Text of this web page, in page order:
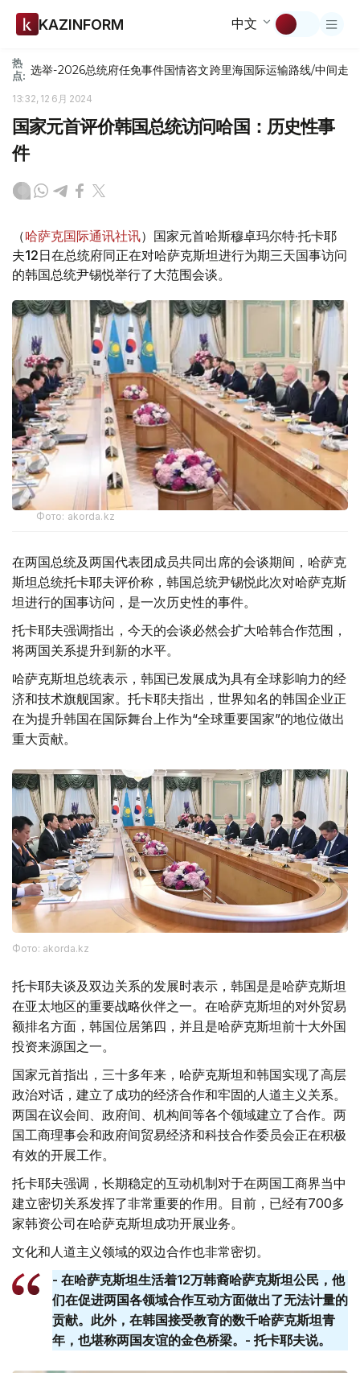
KAZINFORM 中文
热
点: 选举-2026总统府任免事件国情咨文跨里海国际运输路线/中间走廊
13:32, 12 6月 2024
国家元首评价韩国总统访问哈国：历史性事
件
（哈萨克国际通讯社讯）国家元首哈斯穆卓玛尔特·托卡耶
夫12日在总统府同正在对哈萨克斯坦进行为期三天国事访问
的韩国总统尹锡悦举行了大范围会谈。
Фото: akorda.kz
在两国总统及两国代表团成员共同出席的会谈期间，哈萨克
斯坦总统托卡耶夫评价称，韩国总统尹锡悦此次对哈萨克斯
坦进行的国事访问，是一次历史性的事件。
托卡耶夫强调指出，今天的会谈必然会扩大哈韩合作范围，
将两国关系提升到新的水平。
哈萨克斯坦总统表示，韩国已发展成为具有全球影响力的经
济和技术旗舰国家。托卡耶夫指出，世界知名的韩国企业正
在为提升韩国在国际舞台上作为“全球重要国家”的地位做出
重大贡献。
Фото: akorda.kz
托卡耶夫谈及双边关系的发展时表示，韩国是是哈萨克斯坦
在亚太地区的重要战略伙伴之一。在哈萨克斯坦的对外贸易
额排名方面，韩国位居第四，并且是哈萨克斯坦前十大外国
投资来源国之一。
国家元首指出，三十多年来，哈萨克斯坦和韩国实现了高层
政治对话，建立了成功的经济合作和牢固的人道主义关系。
两国在议会间、政府间、机构间等各个领域建立了合作。两
国工商理事会和政府间贸易经济和科技合作委员会正在积极
有效的开展工作。
托卡耶夫强调，长期稳定的互动机制对于在两国工商界当中
建立密切关系发挥了非常重要的作用。目前，已经有700多
家韩资公司在哈萨克斯坦成功开展业务。
文化和人道主义领域的双边合作也非常密切。
- 在哈萨克斯坦生活着12万韩裔哈萨克斯坦公民，他
们在促进两国各领域合作互动方面做出了无法计量的
贡献。此外，在韩国接受教育的数千哈萨克斯坦青
年，也堪称两国友谊的金色桥梁。- 托卡耶夫说。